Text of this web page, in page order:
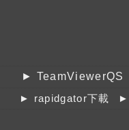
► TeamViewerQS